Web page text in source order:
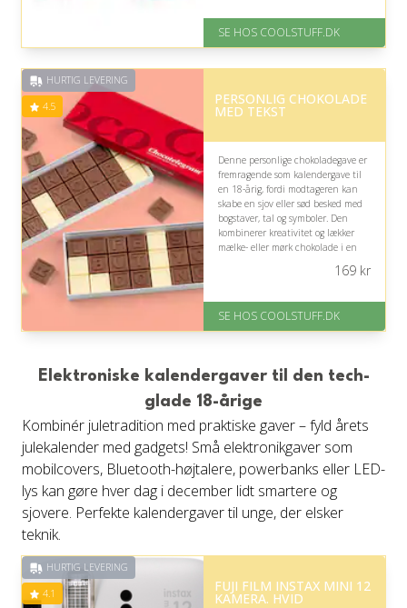
På lager
Levering: Standard leveringstid
Fremragende Trustpilot rating
SE HOS COOLSTUFF.DK
HURTIG LEVERING
4.5 PERSONLIG CHOKOLADE
MED TEKST
Denne personlige chokoladegave er
fremragende som kalendergave til
en 18-årig, fordi modtageren kan
skabe en sjov eller sød besked med
bogstaver, tal og symboler. Den
kombinerer kreativitet og lækker
mælke- eller mørk chokolade i en
er 1-3 hverdage.
169kr
SE HOS COOLSTUFF.DK
Elektroniske kalendergaver til den tech-
glade 18-årige
Kombinér juletradition med praktiske gaver – fyld årets
julekalender med gadgets! Små elektronikgaver som
mobilcovers, Bluetooth-højtalere, powerbanks eller LED-
lys kan gøre hver dag i december lidt smartere og
sjovere. Perfekte kalendergaver til unge, der elsker
teknik.
HURTIG LEVERING
4.1 FUJI FILM INSTAX MINI 12
KAMERA. HVID